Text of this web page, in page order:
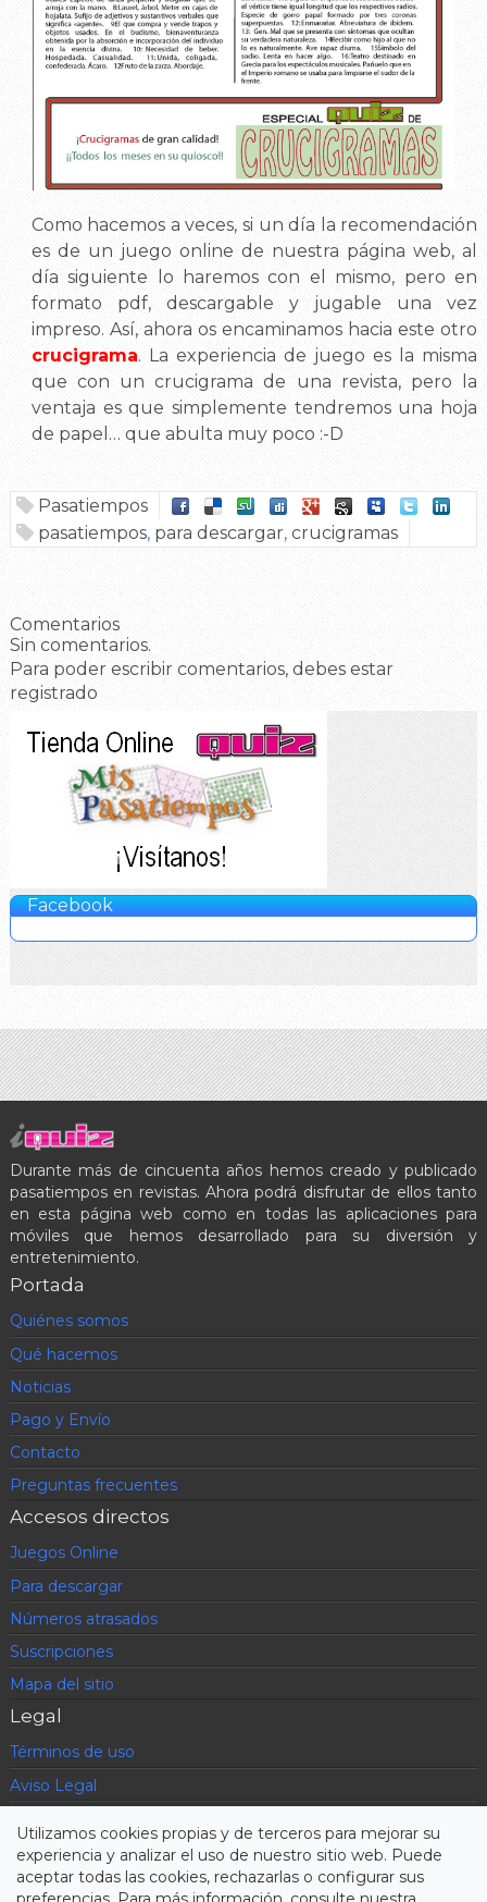
Como hacemos a veces, si un día la recomendación
es de un juego online de nuestra página web, al
día siguiente lo haremos con el mismo, pero en
formato pdf, descargable y jugable una vez
impreso. Así, ahora os encaminamos hacia este otro
crucigrama. La experiencia de juego es la misma
que con un crucigrama de una revista, pero la
ventaja es que simplemente tendremos una hoja
de papel… que abulta muy poco :-D
Pasatiempos
pasatiempos, para descargar, crucigramas
Comentarios
Sin comentarios.
Para poder escribir comentarios, debes estar
registrado
Facebook
Durante más de cincuenta años hemos creado y publicado
pasatiempos en revistas. Ahora podrá disfrutar de ellos tanto
en esta página web como en todas las aplicaciones para
móviles que hemos desarrollado para su diversión y
entretenimiento.
Portada
Quiénes somos
Qué hacemos
Noticias
Pago y Envío
Contacto
Preguntas frecuentes
Accesos directos
Juegos Online
Para descargar
Números atrasados
Suscripciones
Mapa del sitio
Legal
Términos de uso
Aviso Legal
Condiciones contratación
Cookies
Utilizamos cookies propias y de terceros para mejorar su
experiencia y analizar el uso de nuestro sitio web. Puede
aceptar todas las cookies, rechazarlas o configurar sus